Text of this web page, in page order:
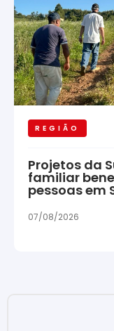
REGIÃO
Projetos da
familiar
pessoas em
07/08/2026